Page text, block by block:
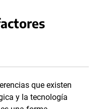
que existen
y la tecnología